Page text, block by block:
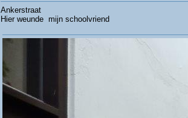
Ankerstraat
Hier weunde mijn schoolvriend